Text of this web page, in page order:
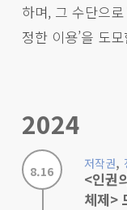
하며, 그 수단으로
정한 이용’을 도
2024
8.16 저작권,
<인권
체제>